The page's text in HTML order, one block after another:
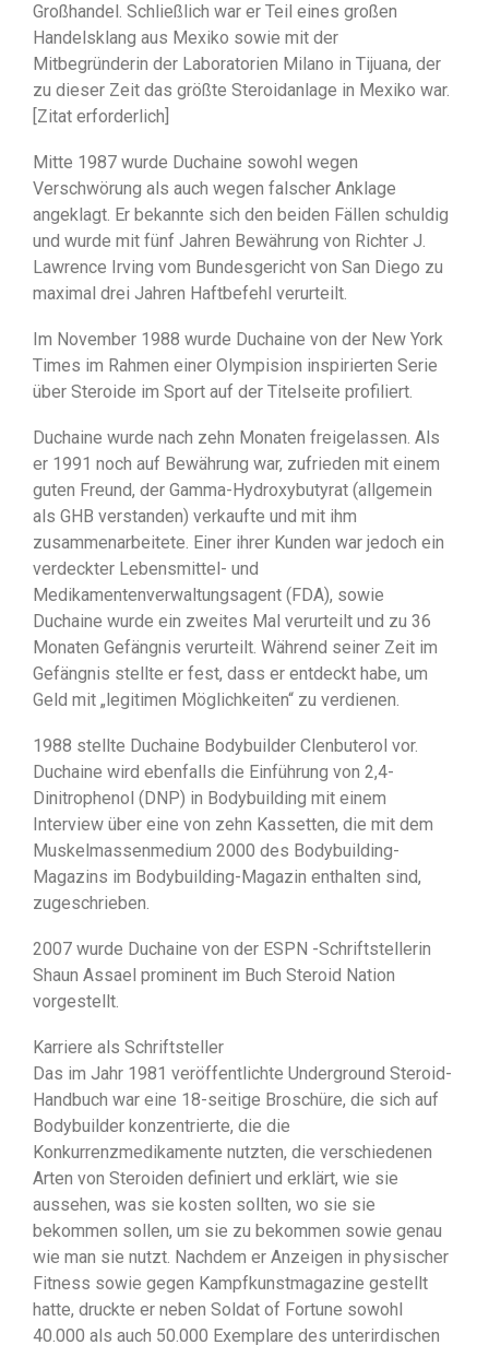
Großhandel. Schließlich war er Teil eines großen
Handelsklang aus Mexiko sowie mit der
Mitbegründerin der Laboratorien Milano in Tijuana, der
zu dieser Zeit das größte Steroidanlage in Mexiko war.
[Zitat erforderlich]
Mitte 1987 wurde Duchaine sowohl wegen
Verschwörung als auch wegen falscher Anklage
angeklagt. Er bekannte sich den beiden Fällen schuldig
und wurde mit fünf Jahren Bewährung von Richter J.
Lawrence Irving vom Bundesgericht von San Diego zu
maximal drei Jahren Haftbefehl verurteilt.
Im November 1988 wurde Duchaine von der New York
Times im Rahmen einer Olympision inspirierten Serie
über Steroide im Sport auf der Titelseite profiliert.
Duchaine wurde nach zehn Monaten freigelassen. Als
er 1991 noch auf Bewährung war, zufrieden mit einem
guten Freund, der Gamma-Hydroxybutyrat (allgemein
als GHB verstanden) verkaufte und mit ihm
zusammenarbeitete. Einer ihrer Kunden war jedoch ein
verdeckter Lebensmittel- und
Medikamentenverwaltungsagent (FDA), sowie
Duchaine wurde ein zweites Mal verurteilt und zu 36
Monaten Gefängnis verurteilt. Während seiner Zeit im
Gefängnis stellte er fest, dass er entdeckt habe, um
Geld mit „legitimen Möglichkeiten“ zu verdienen.
1988 stellte Duchaine Bodybuilder Clenbuterol vor.
Duchaine wird ebenfalls die Einführung von 2,4-
Dinitrophenol (DNP) in Bodybuilding mit einem
Interview über eine von zehn Kassetten, die mit dem
Muskelmassenmedium 2000 des Bodybuilding-
Magazins im Bodybuilding-Magazin enthalten sind,
zugeschrieben.
2007 wurde Duchaine von der ESPN -Schriftstellerin
Shaun Assael prominent im Buch Steroid Nation
vorgestellt.
Karriere als Schriftsteller
Das im Jahr 1981 veröffentlichte Underground Steroid-
Handbuch war eine 18-seitige Broschüre, die sich auf
Bodybuilder konzentrierte, die die
Konkurrenzmedikamente nutzten, die verschiedenen
Arten von Steroiden definiert und erklärt, wie sie
aussehen, was sie kosten sollten, wo sie sie
bekommen sollen, um sie zu bekommen sowie genau
wie man sie nutzt. Nachdem er Anzeigen in physischer
Fitness sowie gegen Kampfkunstmagazine gestellt
hatte, druckte er neben Soldat of Fortune sowohl
40.000 als auch 50.000 Exemplare des unterirdischen